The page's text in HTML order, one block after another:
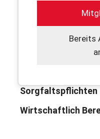
kontaktiert worden
Bereits
Sorgfaltspflichten
Wirtschaftlich